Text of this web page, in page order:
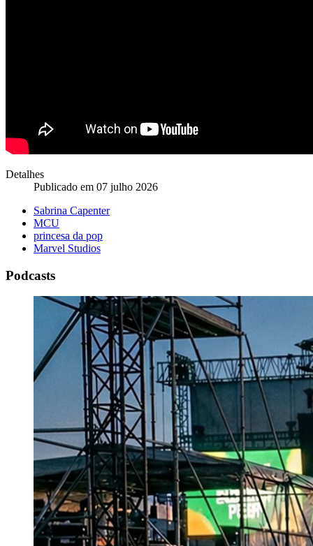
Detalhes
Publicado em 07 julho 2026
Sabrina Capenter
MCU
princesa da pop
Marvel Studios
Podcasts